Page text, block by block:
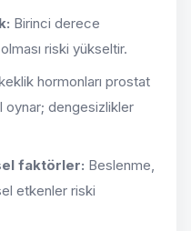
Birinci derece
riski yükseltir.
hormonları prostat
oynar; dengesizlikler
faktörler: Beslenme,
etkenler riski